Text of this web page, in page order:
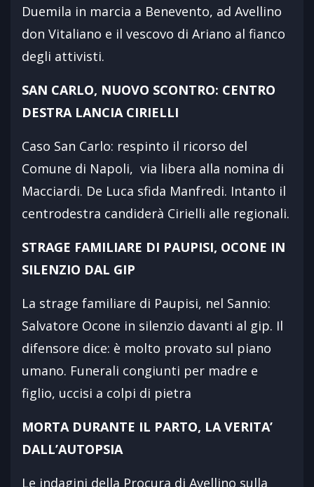
Duemila in marcia a Benevento, ad Avellino
don Vitaliano e il vescovo di Ariano al fianco
degli attivisti.
SAN CARLO, NUOVO SCONTRO: CENTRO
DESTRA LANCIA CIRIELLI
Caso San Carlo: respinto il ricorso del
Comune di Napoli, via libera alla nomina di
Macciardi. De Luca sfida Manfredi. Intanto il
centrodestra candiderà Cirielli alle regionali.
STRAGE FAMILIARE DI PAUPISI, OCONE IN
SILENZIO DAL GIP
La strage familiare di Paupisi, nel Sannio:
Salvatore Ocone in silenzio davanti al gip. Il
difensore dice: è molto provato sul piano
umano. Funerali congiunti per madre e
figlio, uccisi a colpi di pietra
MORTA DURANTE IL PARTO, LA VERITA’
DALL’AUTOPSIA
Le indagini della Procura di Avellino sulla